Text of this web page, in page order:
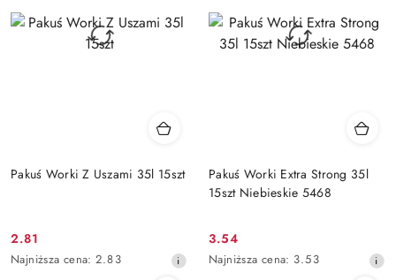
Pakuś Worki Z Uszami 35l 15szt
Cena
promocyjna:
2.81
Najniższa
Najniższa cena: 2.83
Pakuś Worki Extra Strong 35l
15szt Niebieskie 5468
Cena
promocyjna:
3.54
Najniższa
Najniższa cena: 3.53